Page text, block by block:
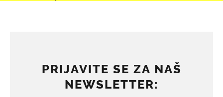
PRIJAVITE SE ZA NAŠ
NEWSLETTER: